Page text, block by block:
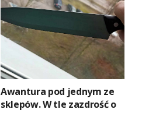
Awantura pod jednym ze
sklepów. W tle zazdrość o